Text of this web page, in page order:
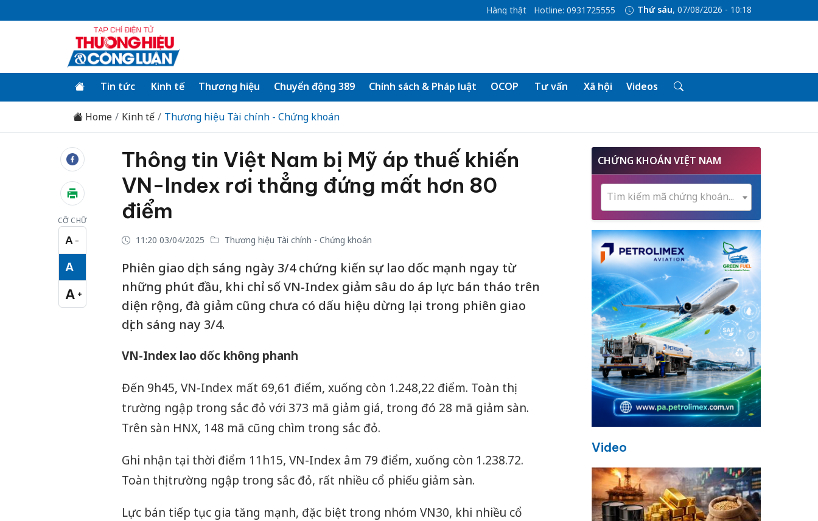
Hàng thật Hotline: 0931725555 Thứ sáu, 07/08/2026 - 10:18
Tin tức Kinh tế Thương hiệu Chuyển động 389 Chính sách & Pháp luật OCOP Tư vấn Xã hội Videos
Home Kinh tế Thương hiệu Tài chính - Chứng khoán
CỠ CHỮ
A −
Cỡ chữ nhỏ
A
Cỡ chữ vừa
A +
Cỡ chữ lớn
Thông tin Việt Nam bị Mỹ áp thuế khiến
VN-Index rơi thẳng đứng mất hơn 80
điểm
11:20 03/04/2025 Thương hiệu Tài chính - Chứng khoán
Phiên giao dịch sáng ngày 3/4 chứng kiến sự lao dốc mạnh ngay từ
những phút đầu, khi chỉ số VN-Index giảm sâu do áp lực bán tháo trên
diện rộng, đà giảm cũng chưa có dấu hiệu dừng lại trong phiên giao
dịch sáng nay 3/4.
VN-Index lao dốc không phanh
Đến 9h45, VN-Index mất 69,61 điểm, xuống còn 1.248,22 điểm. Toàn thị
trường ngập trong sắc đỏ với 373 mã giảm giá, trong đó 28 mã giảm sàn.
Trên sàn HNX, 148 mã cũng chìm trong sắc đỏ.
Ghi nhận tại thời điểm 11h15, VN-Index âm 79 điểm, xuống còn 1.238.72.
Toàn thị trường ngập trong sắc đỏ, rất nhiều cổ phiếu giảm sàn.
Lực bán tiếp tục gia tăng mạnh, đặc biệt trong nhóm VN30, khi nhiều cổ
CHỨNG KHOÁN VIỆT NAM
Tìm kiếm mã chứng khoán...
Video